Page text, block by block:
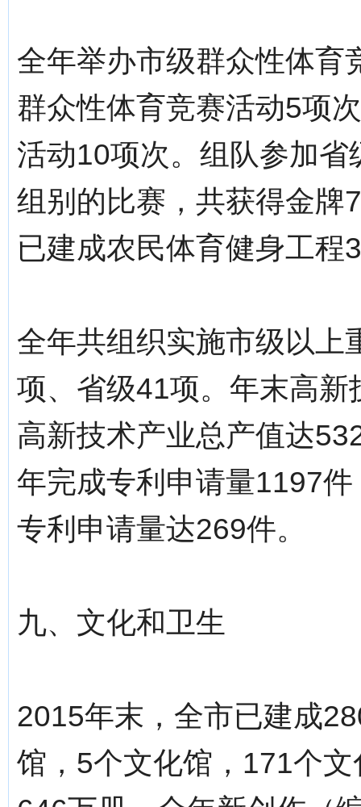
全年举办市级群众性体育
群众性体育竞赛活动5项
活动10项次。组队参加
组别的比赛，共获得金牌
已建成农民体育健身工程
全年共组织实施市级以上
项、省级41项。年末高
高新技术产业总产值达
年完成专利申请量1197
专利申请量达269件。
九、文化和卫生
2015年末，全市已建成
馆，5个文化馆，171个